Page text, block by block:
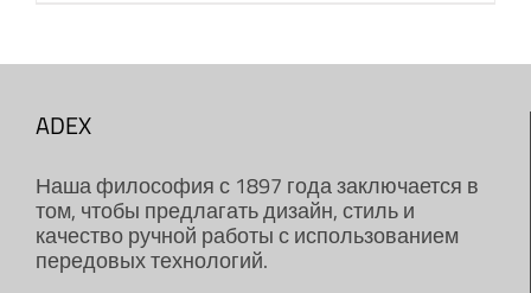
ADEX
Наша философия с 1897 года заключается в
том, чтобы предлагать дизайн, стиль и
качество ручной работы с использованием
передовых технологий.